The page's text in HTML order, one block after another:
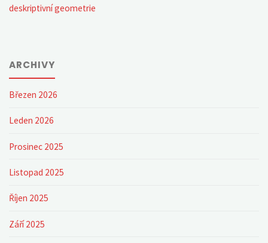
deskriptivní geometrie
ARCHIVY
Březen 2026
Leden 2026
Prosinec 2025
Listopad 2025
Říjen 2025
Září 2025